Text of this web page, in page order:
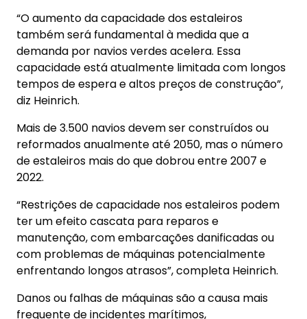
“O aumento da capacidade dos estaleiros
também será fundamental à medida que a
demanda por navios verdes acelera. Essa
capacidade está atualmente limitada com longos
tempos de espera e altos preços de construção”,
diz Heinrich.
Mais de 3.500 navios devem ser construídos ou
reformados anualmente até 2050, mas o número
de estaleiros mais do que dobrou entre 2007 e
2022.
“Restrições de capacidade nos estaleiros podem
ter um efeito cascata para reparos e
manutenção, com embarcações danificadas ou
com problemas de máquinas potencialmente
enfrentando longos atrasos”, completa Heinrich.
Danos ou falhas de máquinas são a causa mais
frequente de incidentes marítimos,